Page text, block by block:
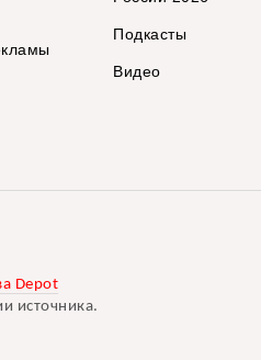
Подкасты
Видео
Depot
источника.